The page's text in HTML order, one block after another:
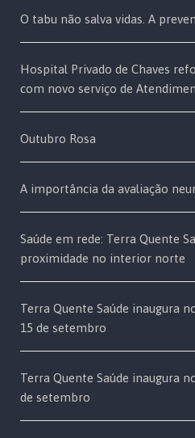
O tabu não salva vidas. A
Hospital Privado de Chaves
com novo serviço de
Outubro Rosa
A importância da avaliação
Saúde em rede: Terra Quente
proximidade no interior norte
Terra Quente Saúde inaugura
15 de setembro
Terra Quente Saúde inaugura
de setembro